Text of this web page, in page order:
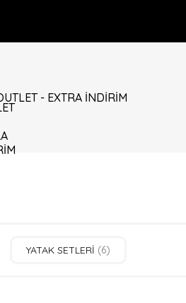
- EXTRA İNDİRİM
YATAK SETLERİ (6)